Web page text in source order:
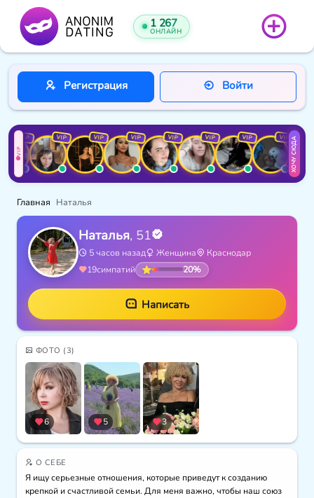
1 267
ОНЛАЙН
Регистрация Войти
VIP
VIP VIP VIP VIP VIP VIP VIP VIP ХОЧУ СЮДА
Главная Наталья
Наталья, 51
5 часов назад Женщина
Краснодар
19симпатий 20%
Написать
ФОТО (3)
6 5 3
О СЕБЕ
Я ищу серьезные отношения, которые приведут к созданию
крепкой и счастливой семьи. Для меня важно, чтобы наш союз